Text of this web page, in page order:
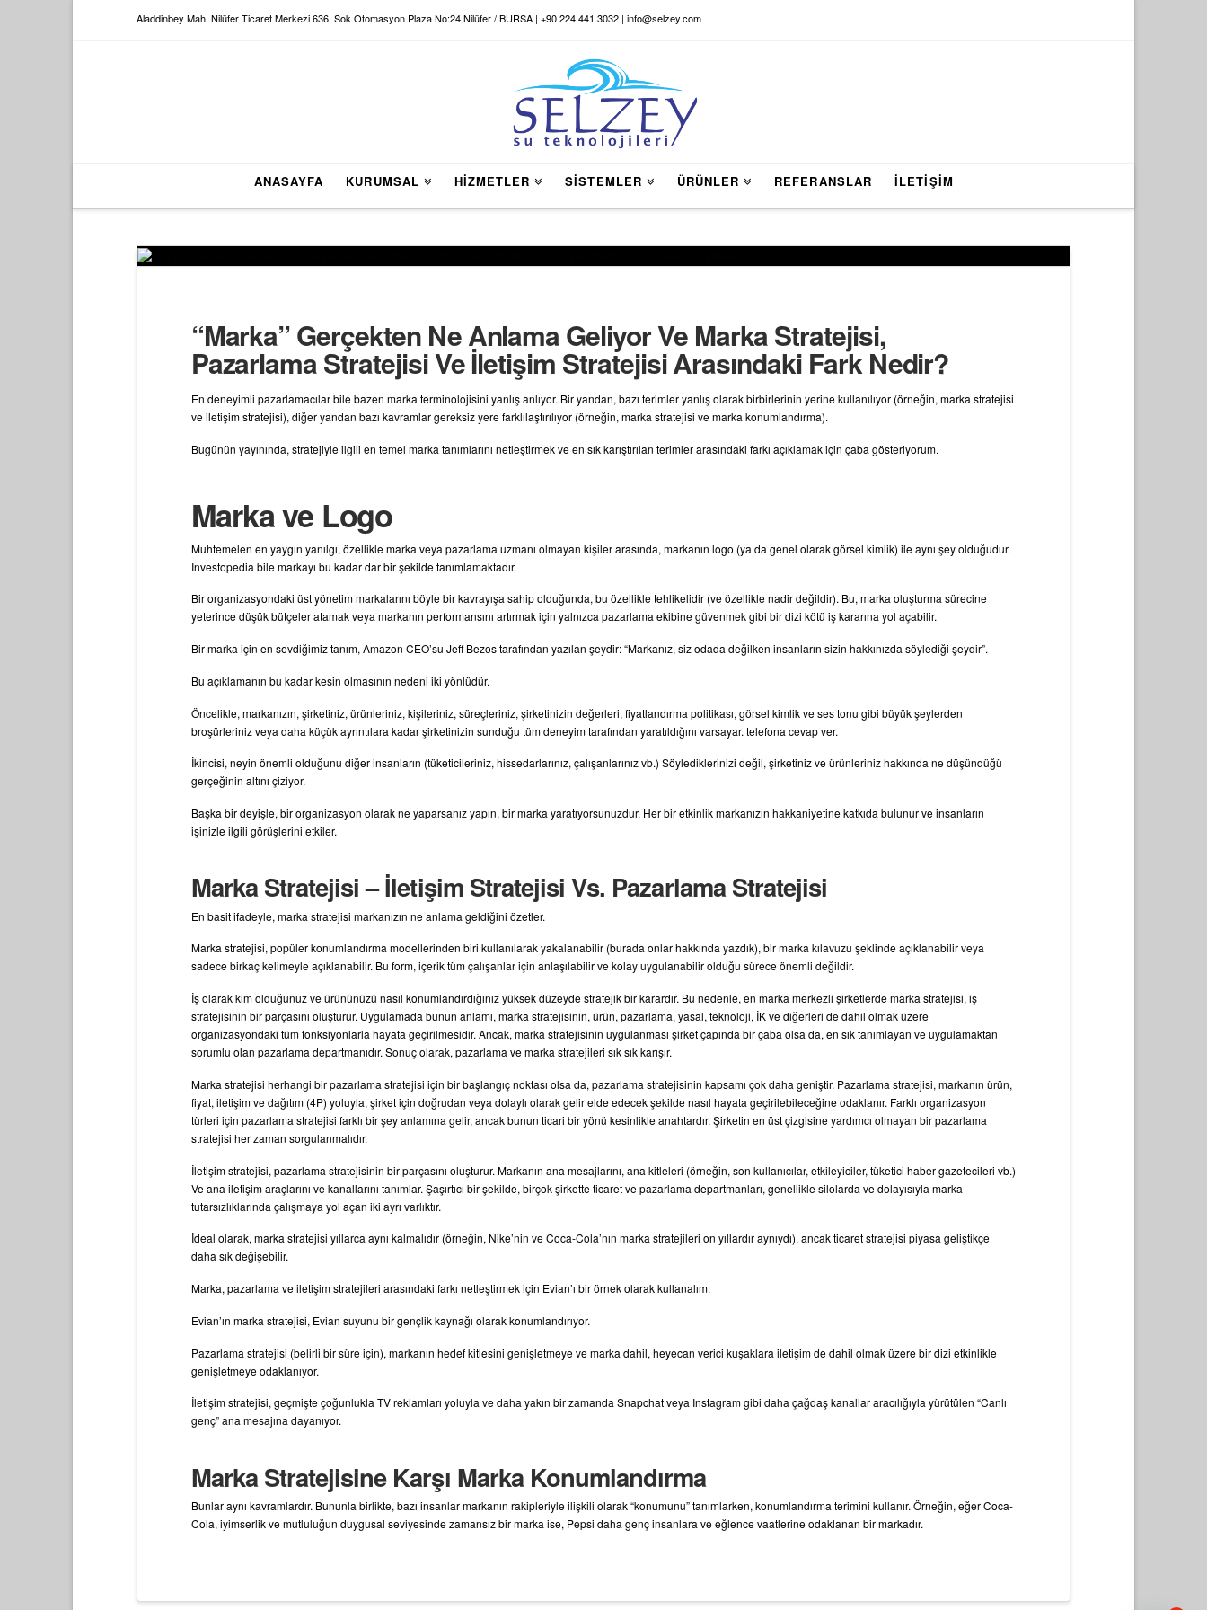
Aladdinbey Mah. Nilüfer Ticaret Merkezi 636. Sok Otomasyon Plaza No:24 Nilüfer / BURSA | +90 224 441 3032 | info@selzey.com
ANASAYFA KURUMSAL HİZMETLER SİSTEMLER ÜRÜNLER REFERANSLAR İLETİŞİM
“Marka” Gerçekten Ne Anlama Geliyor Ve Marka Stratejisi,
Pazarlama Stratejisi Ve İletişim Stratejisi Arasındaki Fark Nedir?
En deneyimli pazarlamacılar bile bazen marka terminolojisini yanlış anlıyor. Bir yandan, bazı terimler yanlış olarak birbirlerinin yerine kullanılıyor (örneğin, marka stratejisi
ve iletişim stratejisi), diğer yandan bazı kavramlar gereksiz yere farklılaştırılıyor (örneğin, marka stratejisi ve marka konumlandırma).
Bugünün yayınında, stratejiyle ilgili en temel marka tanımlarını netleştirmek ve en sık karıştırılan terimler arasındaki farkı açıklamak için çaba gösteriyorum.
Marka ve Logo
Muhtemelen en yaygın yanılgı, özellikle marka veya pazarlama uzmanı olmayan kişiler arasında, markanın logo (ya da genel olarak görsel kimlik) ile aynı şey olduğudur.
Investopedia bile markayı bu kadar dar bir şekilde tanımlamaktadır.
Bir organizasyondaki üst yönetim markalarını böyle bir kavrayışa sahip olduğunda, bu özellikle tehlikelidir (ve özellikle nadir değildir). Bu, marka oluşturma sürecine
yeterince düşük bütçeler atamak veya markanın performansını artırmak için yalnızca pazarlama ekibine güvenmek gibi bir dizi kötü iş kararına yol açabilir.
Bir marka için en sevdiğimiz tanım, Amazon CEO’su Jeff Bezos tarafından yazılan şeydir: “Markanız, siz odada değilken insanların sizin hakkınızda söylediği şeydir”.
Bu açıklamanın bu kadar kesin olmasının nedeni iki yönlüdür.
Öncelikle, markanızın, şirketiniz, ürünleriniz, kişileriniz, süreçleriniz, şirketinizin değerleri, fiyatlandırma politikası, görsel kimlik ve ses tonu gibi büyük şeylerden
broşürleriniz veya daha küçük ayrıntılara kadar şirketinizin sunduğu tüm deneyim tarafından yaratıldığını varsayar. telefona cevap ver.
İkincisi, neyin önemli olduğunu diğer insanların (tüketicileriniz, hissedarlarınız, çalışanlarınız vb.) Söylediklerinizi değil, şirketiniz ve ürünleriniz hakkında ne düşündüğü
gerçeğinin altını çiziyor.
Başka bir deyişle, bir organizasyon olarak ne yaparsanız yapın, bir marka yaratıyorsunuzdur. Her bir etkinlik markanızın hakkaniyetine katkıda bulunur ve insanların
işinizle ilgili görüşlerini etkiler.
Marka Stratejisi – İletişim Stratejisi Vs. Pazarlama Stratejisi
En basit ifadeyle, marka stratejisi markanızın ne anlama geldiğini özetler.
Marka stratejisi, popüler konumlandırma modellerinden biri kullanılarak yakalanabilir (burada onlar hakkında yazdık), bir marka kılavuzu şeklinde açıklanabilir veya
sadece birkaç kelimeyle açıklanabilir. Bu form, içerik tüm çalışanlar için anlaşılabilir ve kolay uygulanabilir olduğu sürece önemli değildir.
İş olarak kim olduğunuz ve ürününüzü nasıl konumlandırdığınız yüksek düzeyde stratejik bir karardır. Bu nedenle, en marka merkezli şirketlerde marka stratejisi, iş
stratejisinin bir parçasını oluşturur. Uygulamada bunun anlamı, marka stratejisinin, ürün, pazarlama, yasal, teknoloji, İK ve diğerleri de dahil olmak üzere
organizasyondaki tüm fonksiyonlarla hayata geçirilmesidir. Ancak, marka stratejisinin uygulanması şirket çapında bir çaba olsa da, en sık tanımlayan ve uygulamaktan
sorumlu olan pazarlama departmanıdır. Sonuç olarak, pazarlama ve marka stratejileri sık sık karışır.
Marka stratejisi herhangi bir pazarlama stratejisi için bir başlangıç ​​noktası olsa da, pazarlama stratejisinin kapsamı çok daha geniştir. Pazarlama stratejisi, markanın ürün,
fiyat, iletişim ve dağıtım (4P) yoluyla, şirket için doğrudan veya dolaylı olarak gelir elde edecek şekilde nasıl hayata geçirilebileceğine odaklanır. Farklı organizasyon
türleri için pazarlama stratejisi farklı bir şey anlamına gelir, ancak bunun ticari bir yönü kesinlikle anahtardır. Şirketin en üst çizgisine yardımcı olmayan bir pazarlama
stratejisi her zaman sorgulanmalıdır.
İletişim stratejisi, pazarlama stratejisinin bir parçasını oluşturur. Markanın ana mesajlarını, ana kitleleri (örneğin, son kullanıcılar, etkileyiciler, tüketici haber gazetecileri vb.)
Ve ana iletişim araçlarını ve kanallarını tanımlar. Şaşırtıcı bir şekilde, birçok şirkette ticaret ve pazarlama departmanları, genellikle silolarda ve dolayısıyla marka
tutarsızlıklarında çalışmaya yol açan iki ayrı varlıktır.
İdeal olarak, marka stratejisi yıllarca aynı kalmalıdır (örneğin, Nike’nin ve Coca-Cola’nın marka stratejileri on yıllardır aynıydı), ancak ticaret stratejisi piyasa geliştikçe
daha sık değişebilir.
Marka, pazarlama ve iletişim stratejileri arasındaki farkı netleştirmek için Evian’ı bir örnek olarak kullanalım.
Evian’ın marka stratejisi, Evian suyunu bir gençlik kaynağı olarak konumlandırıyor.
Pazarlama stratejisi (belirli bir süre için), markanın hedef kitlesini genişletmeye ve marka dahil, heyecan verici kuşaklara iletişim de dahil olmak üzere bir dizi etkinlikle
genişletmeye odaklanıyor.
İletişim stratejisi, geçmişte çoğunlukla TV reklamları yoluyla ve daha yakın bir zamanda Snapchat veya Instagram gibi daha çağdaş kanallar aracılığıyla yürütülen “Canlı
genç” ana mesajına dayanıyor.
Marka Stratejisine Karşı Marka Konumlandırma
Bunlar aynı kavramlardır. Bununla birlikte, bazı insanlar markanın rakipleriyle ilişkili olarak “konumunu” tanımlarken, konumlandırma terimini kullanır. Örneğin, eğer Coca-
Cola, iyimserlik ve mutluluğun duygusal seviyesinde zamansız bir marka ise, Pepsi daha genç insanlara ve eğlence vaatlerine odaklanan bir markadır.